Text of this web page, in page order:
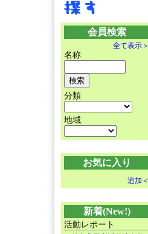
会員検索
全て表示＞
名称
分類
地域
お気に入り
追加＜
新着(New!)
活動レポート